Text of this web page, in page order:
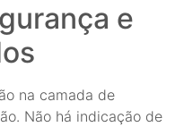
e
na camada de
Não há indicação de